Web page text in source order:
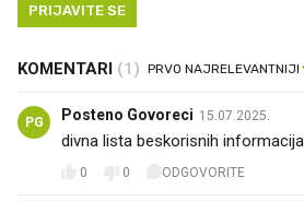
PRIJAVITE SE
KOMENTARI (1)
PG Posteno Govoreci 15.07.2025.
divna lista beskorisnih informacija.
0 0 ODGOVORITE